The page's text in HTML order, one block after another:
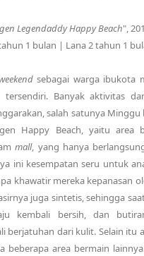
Legendaddy Happy Beach",
1 bulan | Lana 2 tahun 1
sebagai warga ibukota
tersendiri. Banyak aktivitas
salah satunya Minggu
Happy Beach, yaitu area
mall, yang hanya
ini kesempatan seru untuk
khawatir mereka kepanasan
juga sintetis, sehingga
kembali bersih, dan
berjatuhan dari kulit. Selain itu
beberapa area bermain